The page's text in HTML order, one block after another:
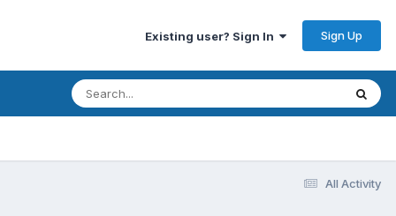
Existing user? Sign In Sign Up
All Activity